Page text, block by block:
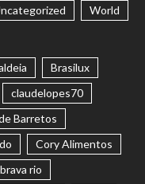
World
Brasilux
claudelopes70
Barretos
Cory Alimentos
rio